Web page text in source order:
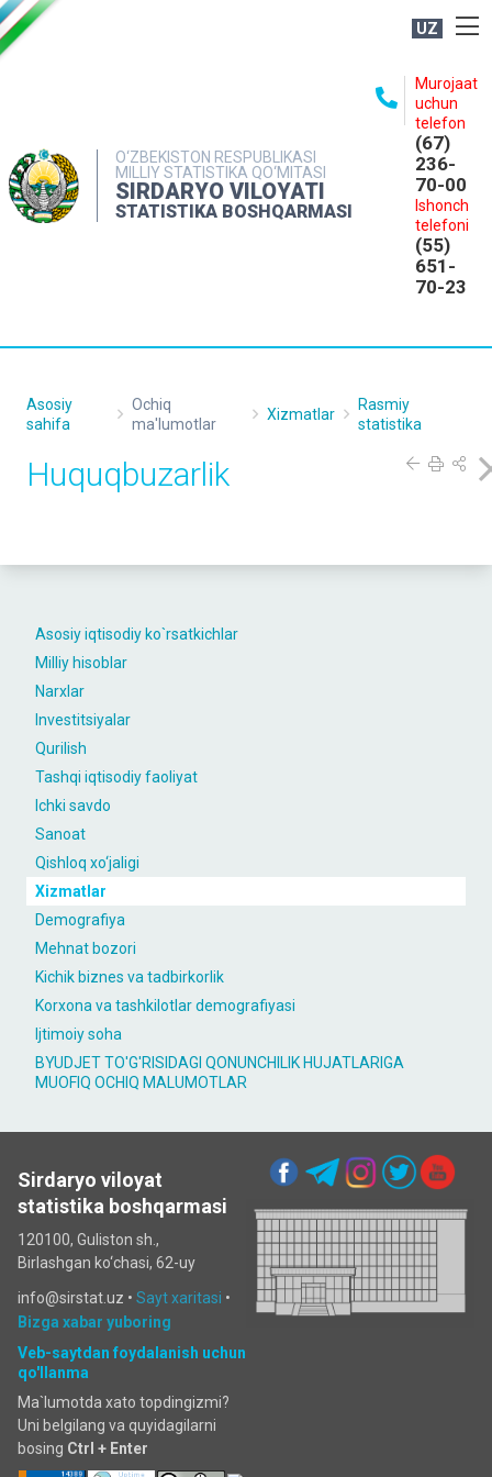
UZ
O‘ZBEKISTON RESPUBLIKASI
MILLIY STATISTIKA QO‘MITASI
SIRDARYO VILOYATI
STATISTIKA BOSHQARMASI
Murojaat
uchun
telefon
(67)
236-
70-00
Ishonch
telefoni
(55)
651-
70-23
NASHRLAR
INTERAKTIV XIZMATLAR
MATBUOT XIZMATI
Asosiy iqtisodiy ko`rsatkichlar
Milliy hisoblar
Narxlar
Investitsiyalar
Qurilish
Tashqi iqtisodiy faoliyat
Ichki savdo
Sanoat
Qishloq xo‘jaligi
Xizmatlar
Demografiya
Mehnat bozori
Kichik biznes va tadbirkorlik
Korxona va tashkilotlar demografiyasi
Ijtimoiy soha
BYUDJET TO'G'RISIDAGI QONUNCHILIK HUJATLARIGA
MUOFIQ OCHIQ MALUMOTLAR
Asosiy
sahifa
Ochiq
ma'lumotlar
Xizmatlar
Rasmiy
statistika
Huquqbuzarlik
Sirdaryo viloyat
statistika boshqarmasi
120100, Guliston sh.,
Birlashgan ko‘chаsi, 62-uy
info@sirstat.uz • Sayt xaritasi •
Bizga xabar yuboring
Veb-saytdan foydalanish uchun
qo'llanma
Ma`lumotda xato topdingizmi?
Uni belgilang va quyidagilarni
bosing Ctrl + Enter